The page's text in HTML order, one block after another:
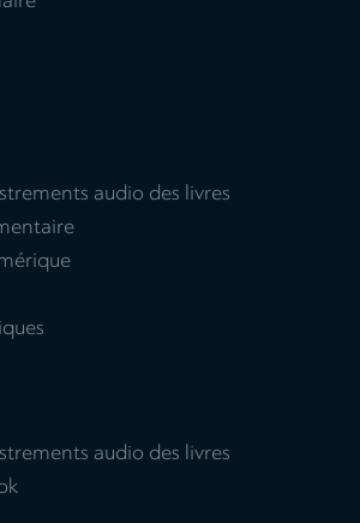
audio des livres
audio des livres